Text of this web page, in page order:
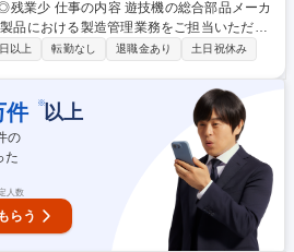
合部品メーカ
品における製造管理業務をご担当いただき
、改善業務 ■工数確認 など 仕事内容の変更
残業少
以上 転勤なし 退職金あり 土日祝休み
件 ※以上
の
た
人数
らう